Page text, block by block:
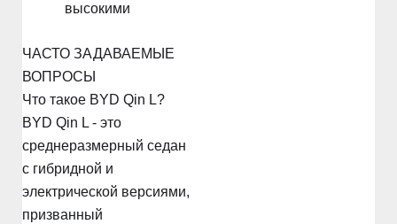
высокими
ЧАСТО ЗАДАВАЕМЫЕ
ВОПРОСЫ
Что такое BYD Qin L?
BYD Qin L - это
среднеразмерный седан
с гибридной и
электрической версиями,
призванный